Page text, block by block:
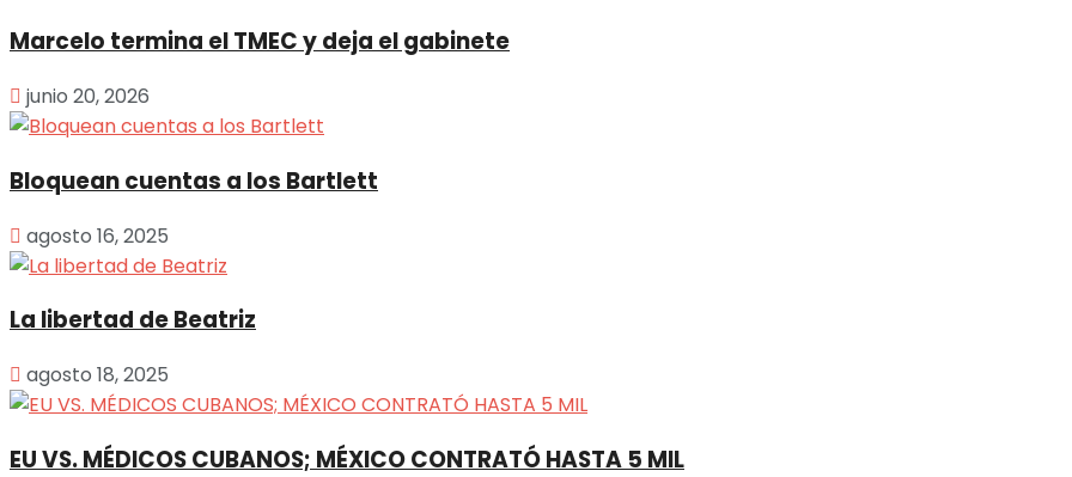
Marcelo termina el TMEC y deja el gabinete
junio 20, 2026
Bloquean cuentas a los Bartlett
agosto 16, 2025
La libertad de Beatriz
agosto 18, 2025
EU VS. MÉDICOS CUBANOS; MÉXICO CONTRATÓ HASTA 5 MIL